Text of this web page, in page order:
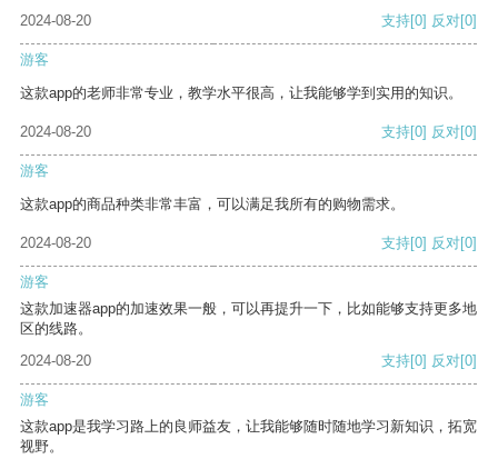
2024-08-20
支持[0] 反对[0]
游客
这款app的老师非常专业，教学水平很高，让我能够学到实用的知识。
2024-08-20 支持[0] 反对[0]
游客
这款app的商品种类非常丰富，可以满足我所有的购物需求。
2024-08-20 支持[0] 反对[0]
游客
这款加速器app的加速效果一般，可以再提升一下，比如能够支持更多地
区的线路。
2024-08-20
支持[0] 反对[0]
游客
这款app是我学习路上的良师益友，让我能够随时随地学习新知识，拓宽
视野。